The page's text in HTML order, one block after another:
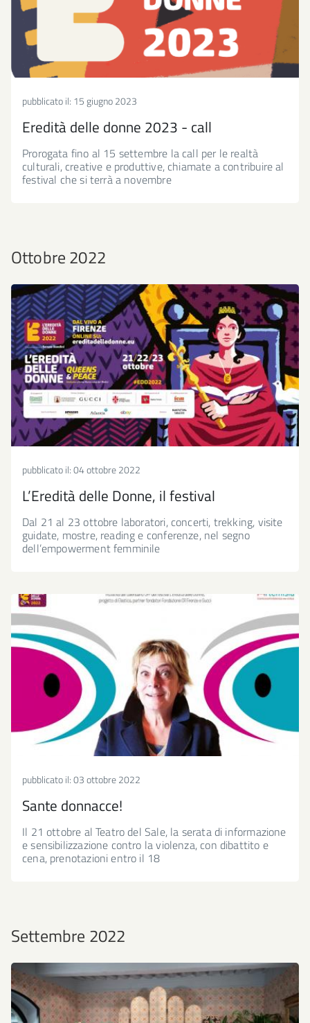
pubblicato il: 15 giugno 2023
Eredità delle donne 2023 - call
Prorogata fino al 15 settembre la call per le realtà
culturali, creative e produttive, chiamate a contribuire al
festival che si terrà a novembre
Ottobre 2022
pubblicato il:04 ottobre 2022
L’Eredità delle Donne, il festival
Dal 21 al 23 ottobre laboratori, concerti, trekking, visite
guidate, mostre, reading e conferenze, nel segno
dell’empowerment femminile
pubblicato il:03 ottobre 2022
Sante donnacce!
Il 21 ottobre al Teatro del Sale, la serata di informazione
e sensibilizzazione contro la violenza, con dibattito e
cena, prenotazioni entro il 18
Settembre 2022